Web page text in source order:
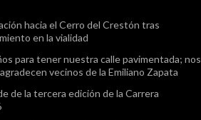
hacia el Cerro del Crestón tras
en la vialidad
para tener nuestra calle pavimentada; nos
vecinos de la Emiliano Zapata
de la tercera edición de la Carrera